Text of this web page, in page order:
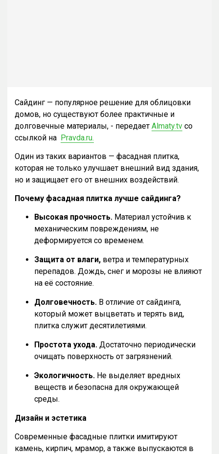
Сайдинг — популярное решение для облицовки
домов, но существуют более практичные и
долговечные материалы, - передает Almaty.tv со
ссылкой на Pravda.ru.
Один из таких вариантов — фасадная плитка,
которая не только улучшает внешний вид здания,
но и защищает его от внешних воздействий.
Почему фасадная плитка лучше сайдинга?
Высокая прочность. Материал устойчив к
механическим повреждениям, не
деформируется со временем.
Защита от влаги, ветра и температурных
перепадов. Дождь, снег и морозы не влияют
на её состояние.
Долговечность. В отличие от сайдинга,
который может выцветать и терять вид,
плитка служит десятилетиями.
Простота ухода. Достаточно периодически
очищать поверхность от загрязнений.
Экологичность. Не выделяет вредных
веществ и безопасна для окружающей
среды.
Дизайн и эстетика
Современные фасадные плитки имитируют
камень, кирпич, мрамор, а также выпускаются в